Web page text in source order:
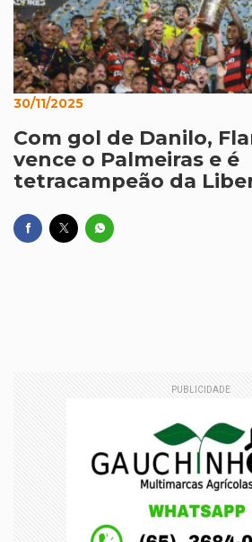
30/11/2025
Com gol de Danilo,
vence o Palmeiras e é
tetracampeão da
PUBLICIDADE